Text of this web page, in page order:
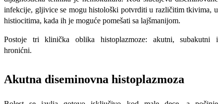
infekcije, gljivice se mogu histološki potvrditi u različitim tkivima, u
histiocitima, kada ih je mogu­će pomešati sa lajšmanijom.
Postoje tri klinička oblika histoplazmoze: akutni, subakutni i
hronićni.
Akutna diseminovna histoplazmoza